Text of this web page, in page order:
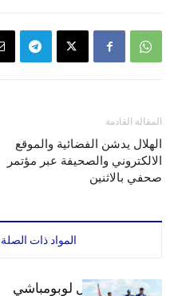
المقالة القادمة
الهلال يدشن الفضائية والموقع
الالكتروني والصحيفة عبر مؤتمر
صحفي بالاثنين
المواد ذات الصلة
بعثة الهلال تصل لوبومباشي